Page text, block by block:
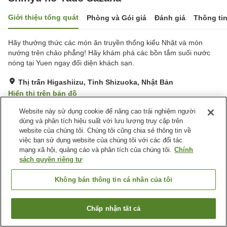
Giới thiệu tổng quát Phòng và Gói giá Đánh giá Thông
Hãy thưởng thức các món ăn truyền thống kiểu Nhật và món
nướng trên chảo phẳng! Hãy khám phá các bồn tắm suối nước
nóng tại Yuen ngay đối diện khách sạn.
Thị trấn Higashiizu, Tỉnh Shizuoka, Nhật Bản
Hiển thị trên bản đồ
Tuyệt vời Đánh giá:50lượt
Tiện nghi chỗ nghỉ
Bãi đỗ xe
Lounge
Nhà Tắm Công Cộng
Trang chủ Nhật Bản Tỉnh Shizuoka
Thị trấn Higashiizu
Tìm phòng trống
Website này sử dụng cookie để nâng cao trải nghiệm người
dùng và phân tích hiệu suất với lưu lượng truy cập trên
website của chúng tôi. Chúng tôi cũng chia sẻ thông tin về
việc bạn sử dụng website của chúng tôi với các đối tác
mạng xã hội, quảng cáo và phân tích của chúng tôi. Chính
sách quyền riêng tư
Không bán thông tin cá nhân của tôi
Chấp nhận tất cả